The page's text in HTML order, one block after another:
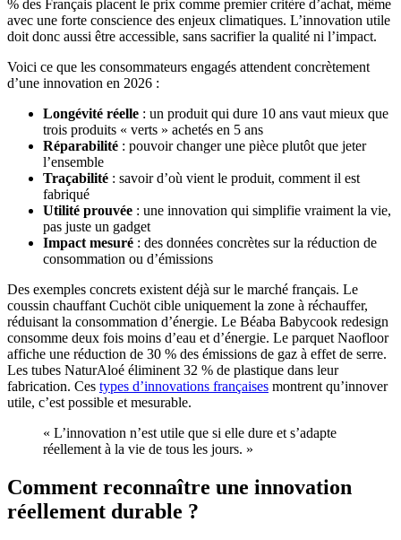
% des Français placent le prix comme premier critère d’achat, même
avec une forte conscience des enjeux climatiques. L’innovation utile
doit donc aussi être accessible, sans sacrifier la qualité ni l’impact.
Voici ce que les consommateurs engagés attendent concrètement
d’une innovation en 2026 :
Longévité réelle : un produit qui dure 10 ans vaut mieux que
trois produits « verts » achetés en 5 ans
Réparabilité : pouvoir changer une pièce plutôt que jeter
l’ensemble
Traçabilité : savoir d’où vient le produit, comment il est
fabriqué
Utilité prouvée : une innovation qui simplifie vraiment la vie,
pas juste un gadget
Impact mesuré : des données concrètes sur la réduction de
consommation ou d’émissions
Des exemples concrets existent déjà sur le marché français. Le
coussin chauffant Cuchöt cible uniquement la zone à réchauffer,
réduisant la consommation d’énergie. Le Béaba Babycook redesign
consomme deux fois moins d’eau et d’énergie. Le parquet Naofloor
affiche une réduction de 30 % des émissions de gaz à effet de serre.
Les tubes NaturAloé éliminent 32 % de plastique dans leur
fabrication. Ces types d’innovations françaises montrent qu’innover
utile, c’est possible et mesurable.
« L’innovation n’est utile que si elle dure et s’adapte
réellement à la vie de tous les jours. »
Comment reconnaître une innovation
réellement durable ?